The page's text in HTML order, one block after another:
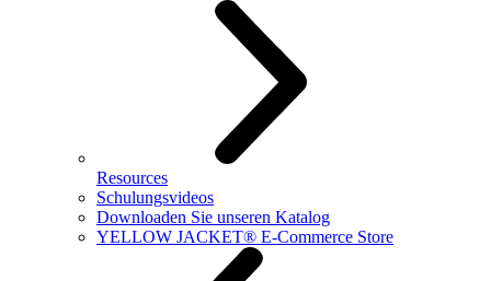
Resources
Schulungsvideos
Downloaden Sie unseren Katalog
YELLOW JACKET® E-Commerce Store